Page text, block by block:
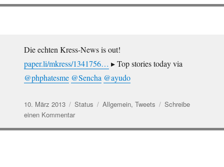
Die echten Kress-News is out!
paper.li/mkress/1341756… ▸ Top stories today via
@phphatesme @Sencha @ayudo
Veröffentlicht
am
10. März 2013 Format
Status Kategorien
Allgemein, Tweets
Schreibe
einen Kommentarzu